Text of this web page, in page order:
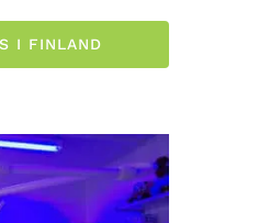
I FINLAND